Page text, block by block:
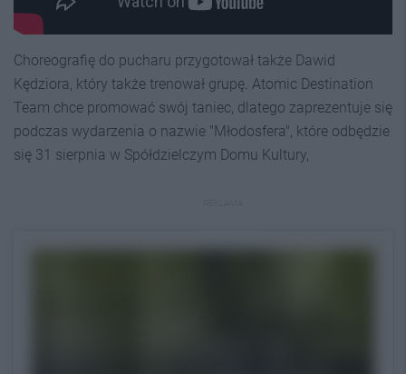
Choreografię do pucharu przygotował także Dawid
Kędziora, który także trenował grupę. Atomic Destination
Team chce promować swój taniec, dlatego zaprezentuje się
podczas wydarzenia o nazwie "Młodosfera", które odbędzie
się 31 sierpnia w Spółdzielczym Domu Kultury,